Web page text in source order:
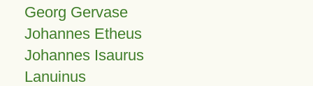
Georg Gervase
Johannes Etheus
Johannes Isaurus
Lanuinus